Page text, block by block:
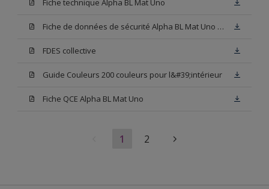
Fiche technique Alpha BL Mat Uno
Fiche de données de sécurité Alpha BL Mat Uno Base W05
FDES collective
Guide Couleurs 200 couleurs pour l&#39;intérieur
Fiche QCE Alpha BL Mat Uno
1 2